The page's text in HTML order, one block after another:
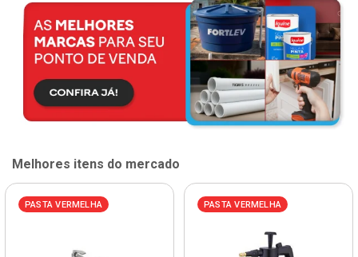
Melhores itens do mercado
PASTA VERMELHA PASTA VERMELHA